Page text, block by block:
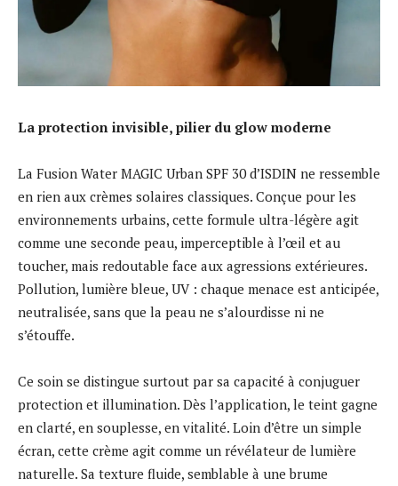
La protection invisible, pilier du glow moderne
La Fusion Water MAGIC Urban SPF 30 d’ISDIN ne ressemble
en rien aux crèmes solaires classiques. Conçue pour les
environnements urbains, cette formule ultra-légère agit
comme une seconde peau, imperceptible à l’œil et au
toucher, mais redoutable face aux agressions extérieures.
Pollution, lumière bleue, UV : chaque menace est anticipée,
neutralisée, sans que la peau ne s’alourdisse ni ne
s’étouffe.
Ce soin se distingue surtout par sa capacité à conjuguer
protection et illumination. Dès l’application, le teint gagne
en clarté, en souplesse, en vitalité. Loin d’être un simple
écran, cette crème agit comme un révélateur de lumière
naturelle. Sa texture fluide, semblable à une brume